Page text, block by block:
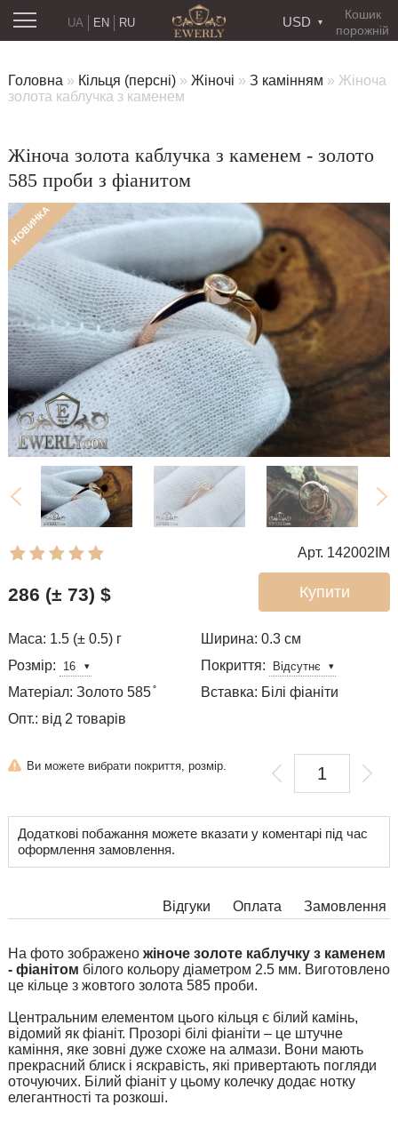
Кошик
порожній
USD
RU
UA EN
Головна » Кільця (персні) » Жіночі » З камінням » Жіноча
золота каблучка з каменем
Жіноча золота каблучка з каменем - золото
585 проби з фіанитом
НОВИНКА
Арт. 142002IM
Купити
286 (± 73) $
Маса: 1.5 (± 0.5) г Ширина: 0.3 см
Розмір:
Покриття:
Матеріал: Золото 585 ̊
Вставка: Білі фіаніти
Опт.: від 2 товарів
Ви можете вибрати покриття, розмір.
Додаткові побажання можете вказати у коментарі під час
оформлення замовлення.
Відгуки Замовлення
Оплата
На фото зображено жіноче золоте каблучку з каменем
- фіанітом білого кольору діаметром 2.5 мм. Виготовлено
це кільце з жовтого золота 585 проби.
Центральним елементом цього кільця є білий камінь,
відомий як фіаніт. Прозорі білі фіаніти – це штучне
каміння, яке зовні дуже схоже на алмази. Вони мають
прекрасний блиск і яскравість, які привертають погляди
оточуючих. Білий фіаніт у цьому колечку додає нотку
елегантності та розкоші.